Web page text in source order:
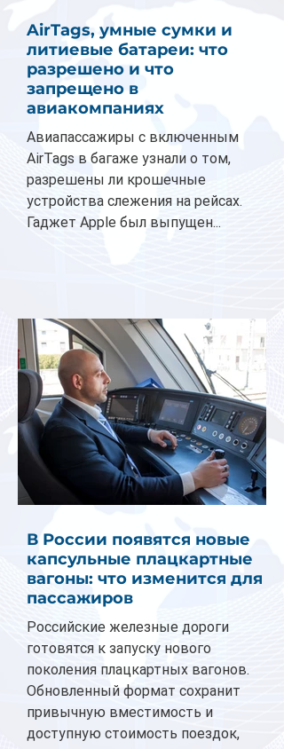
AirTags, умные сумки и
литиевые батареи: что
разрешено и что
запрещено в
авиакомпаниях
Авиапассажиры с включенным
AirTags в багаже узнали о том,
разрешены ли крошечные
устройства слежения на рейсах.
Гаджет Apple был выпущен...
В России появятся новые
капсульные плацкартные
вагоны: что изменится для
пассажиров
Российские железные дороги
готовятся к запуску нового
поколения плацкартных вагонов.
Обновленный формат сохранит
привычную вместимость и
доступную стоимость поездок,